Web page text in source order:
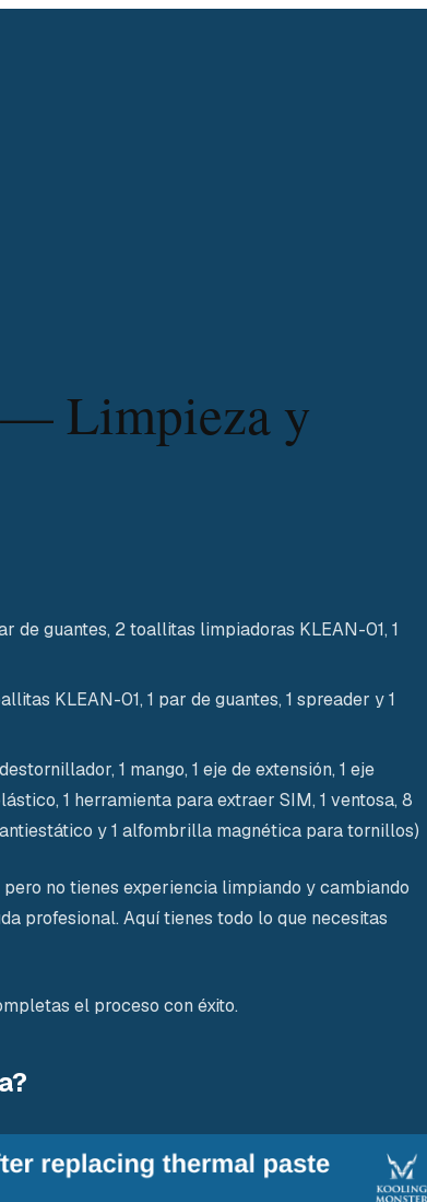
Limpieza y
de guantes, 2 toallitas limpiadoras KLEAN-01, 1
KLEAN-01, 1 par de guantes, 1 spreader y 1
1 mango, 1 eje de extensión, 1 eje
1 herramienta para extraer SIM, 1 ventosa, 8
y 1 alfombrilla magnética para tornillos)
no tienes experiencia limpiando y cambiando
profesional. Aquí tienes todo lo que necesitas
el proceso con éxito.